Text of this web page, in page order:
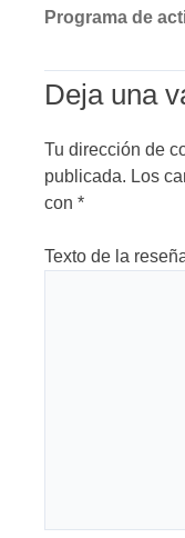
Programa de
Deja una
Tu dirección de
publicada. Los
con *
Texto de la